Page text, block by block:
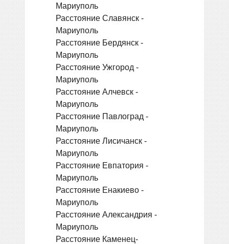
Мариуполь
Расстояние Славянск -
Мариуполь
Расстояние Бердянск -
Мариуполь
Расстояние Ужгород -
Мариуполь
Расстояние Алчевск -
Мариуполь
Расстояние Павлоград -
Мариуполь
Расстояние Лисичанск -
Мариуполь
Расстояние Евпатория -
Мариуполь
Расстояние Енакиево -
Мариуполь
Расстояние Александрия -
Мариуполь
Расстояние Каменец-